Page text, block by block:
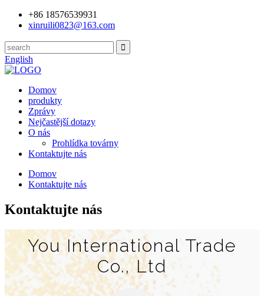
+86 18576539931
xinruili0823@163.com
English
Domov
produkty
Zprávy
Nejčastější dotazy
O nás
Prohlídka továrny
Kontaktujte nás
Domov
Kontaktujte nás
Kontaktujte nás
You International Trade
Co., Ltd